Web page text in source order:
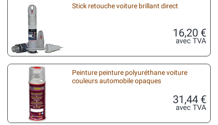
Stick retouche voiture brillant direct
16,20 €
avec TVA
Peinture peinture polyuréthane voiture
couleurs automobile opaques
31,44 €
avec TVA